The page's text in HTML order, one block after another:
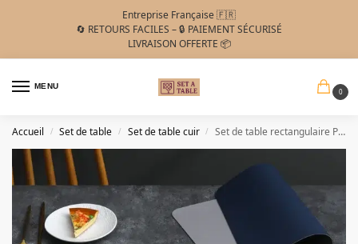
Entreprise Française 🇫🇷
🔄 RETOURS FACILES – 🔒 PAIEMENT SÉCURISÉ
LIVRAISON OFFERTE 📦
MENU
0
Accueil / Set de table / Set de table cuir / Set de table rectangulaire PVC similicuir gris/bleu